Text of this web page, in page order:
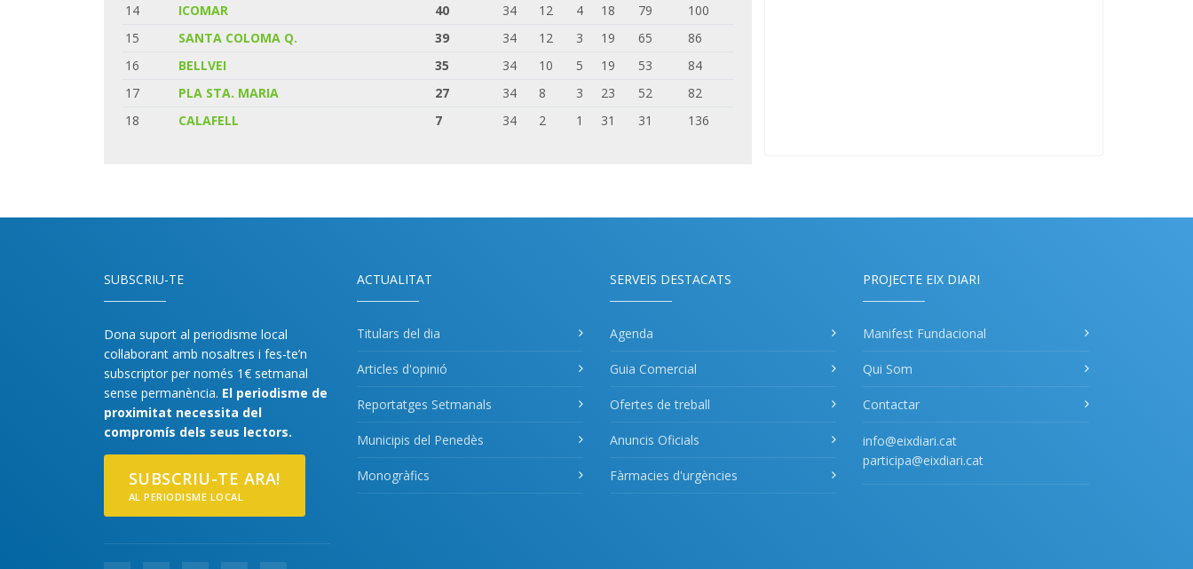
14
ICOMAR 40 34 12 4 18 79
100
15
SANTA COLOMA Q. 39 34 12 3 19 65
86
16
BELLVEI 35 34 10 5 19 53
84
17
PLA STA. MARIA 27 34 8 3 23 52
82
18
CALAFELL 7 34 2 1 31 31 136
SUBSCRIU-TE
Dona suport al periodisme local
col·laborant amb nosaltres i fes-te’n
subscriptor per només 1€ setmanal
sense permanència. El periodisme de
proximitat necessita del
compromís dels seus lectors.
SUBSCRIU-TE ARA!
AL PERIODISME LOCAL
ACTUALITAT
Titulars del dia
Articles d'opinió
Reportatges Setmanals
Municipis del Penedès
Monogràfics
SERVEIS DESTACATS
Agenda
Guia Comercial
Ofertes de treball
Anuncis Oficials
Fàrmacies d'urgències
PROJECTE EIX DIARI
Manifest Fundacional
Qui Som
Contactar
info@eixdiari.cat
participa@eixdiari.cat